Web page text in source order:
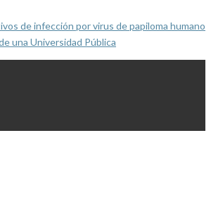
de infección por virus de papiloma humano
una Universidad Pública